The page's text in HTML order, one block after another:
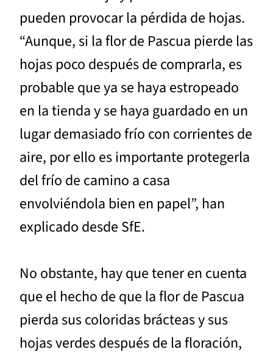
pueden provocar la pérdida de hojas.
“Aunque, si la flor de Pascua pierde las
hojas poco después de comprarla, es
probable que ya se haya estropeado
en la tienda y se haya guardado en un
lugar demasiado frío con corrientes de
aire, por ello es importante protegerla
del frío de camino a casa
envolviéndola bien en papel”, han
explicado desde SfE.
No obstante, hay que tener en cuenta
que el hecho de que la flor de Pascua
pierda sus coloridas brácteas y sus
hojas verdes después de la floración,